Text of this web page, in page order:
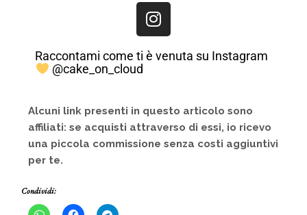
Raccontami come ti è venuta su Instagram
@cake_on_cloud
Alcuni link presenti in questo articolo sono
affiliati: se acquisti attraverso di essi, io ricevo
una piccola commissione senza costi aggiuntivi
per te.
Condividi: